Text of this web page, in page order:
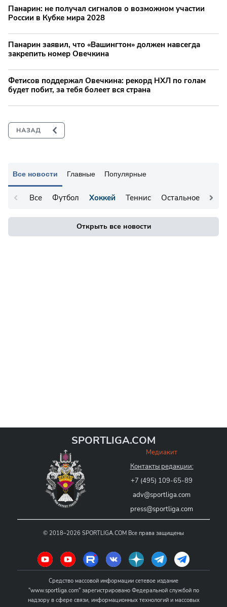
Все новости Главные Популярные
Все Футбол Хоккей Теннис Остальное
Открыть все новости
Панарин: не получал сигналов о возможном участии
России в Кубке мира 2028
Панарин заявил, что «Вашингтон» должен навсегда
закрепить номер Овечкина
Фетисов поддержал Овечкина: рекорд НХЛ по голам
будет побит, за тебя болеет вся страна
SPORTLIGA.COM
Медиакит
Контакты редакции:
+7 (495) 109-65-89
adv@sportliga.com
press@sportliga.com
© 2018–2026 SPORTLIGA.COM Все права защищены
Средство массовой информации сетевое издание
"www.sportliga.com" зарегистрировано Федеральной службой по
надзору в сфере связи, информационных технологий и массовых